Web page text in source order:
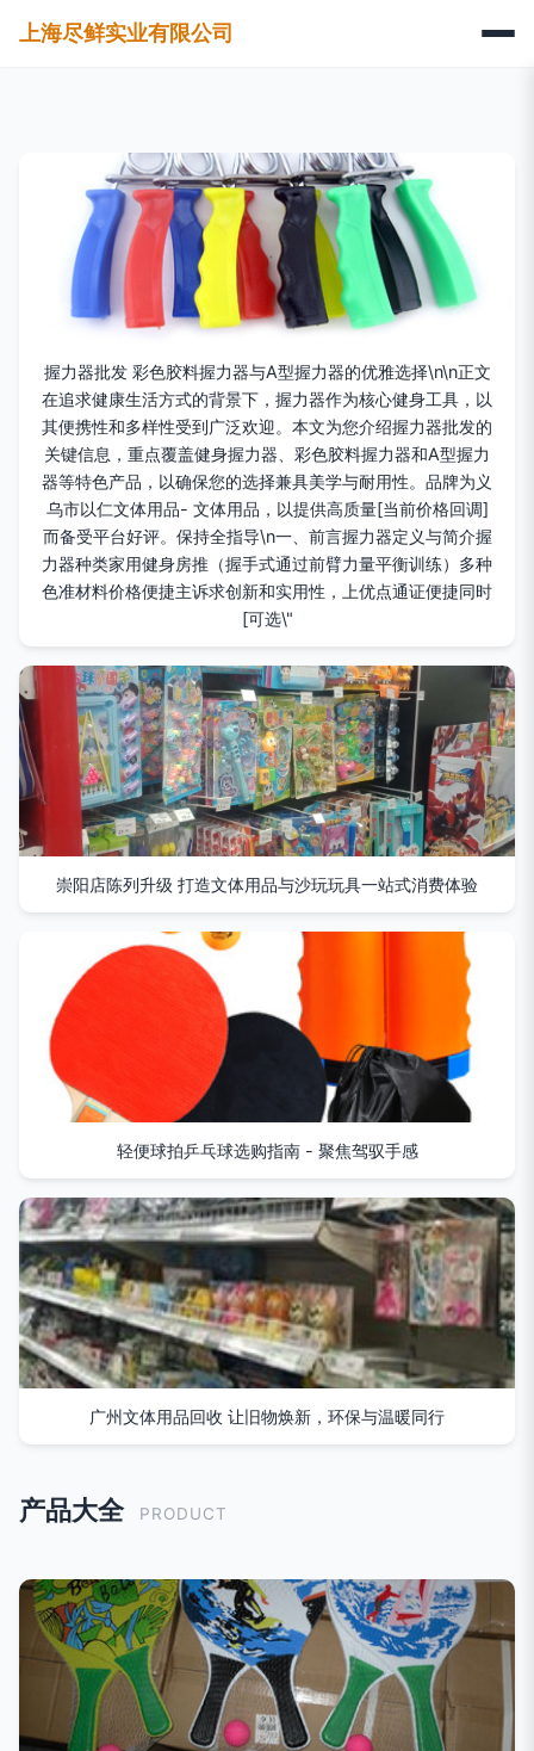
上海尽鲜实业有限公司
握力器批发 彩色胶料握力器与A型握力器的优雅选择\n\n正文
在追求健康生活方式的背景下，握力器作为核心健身工具，以
其便携性和多样性受到广泛欢迎。本文为您介绍握力器批发的
关键信息，重点覆盖健身握力器、彩色胶料握力器和A型握力
器等特色产品，以确保您的选择兼具美学与耐用性。品牌为义
乌市以仁文体用品- 文体用品，以提供高质量[当前价格回调]
而备受平台好评。保持全指导\n一、前言握力器定义与简介握
力器种类家用健身房推（握手式通过前臂力量平衡训练）多种
色准材料价格便捷主诉求创新和实用性，上优点通证便捷同时
[可选\"
崇阳店陈列升级 打造文体用品与沙玩玩具一站式消费体验
轻便球拍乒乓球选购指南 - 聚焦驾驭手感
广州文体用品回收 让旧物焕新，环保与温暖同行
产品大全 PRODUCT